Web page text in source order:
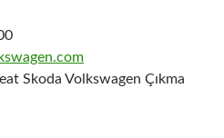
Skoda Volkswagen Çıkma